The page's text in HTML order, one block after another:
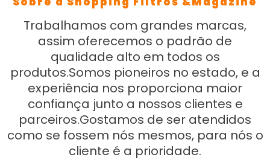
Trabalhamos com grandes marcas,
assim oferecemos o padrão de
qualidade alto em todos os
produtos.Somos pioneiros no estado, e a
experiência nos proporciona maior
confiança junto a nossos clientes e
parceiros.Gostamos de ser atendidos
como se fossem nós mesmos, para nós o
cliente é a prioridade.